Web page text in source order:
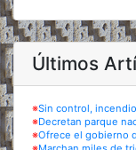
Últimos
※Sin control,
※Decretan parque
※Ofrece el gobierno